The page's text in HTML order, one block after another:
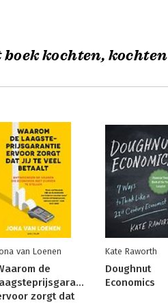
kochten, kochten
van Loenen
de
zorgt dat
Kate Raworth
Doughnut
Economics